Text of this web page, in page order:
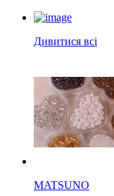
Дивитися всі
MATSUNO